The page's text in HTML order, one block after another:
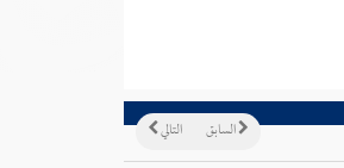
التالي السابق